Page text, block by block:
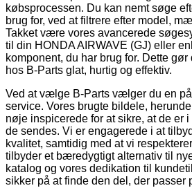
købsprocessen. Du kan nemt søge
brug for, ved at filtrere efter model,
Takket være vores avancerede
til din HONDA AIRWAVE (GJ) eller
komponent, du har brug for. Dette
hos B-Parts glat, hurtig og effektiv.
Ved at vælge B-Parts vælger du en
service. Vores brugte bildele,
nøje inspicerede for at sikre, at de er
de sendes. Vi er engagerede i at
kvalitet, samtidig med at vi
tilbyder et bæredygtigt alternativ til
katalog og vores dedikation til
sikker på at finde den del, der passer